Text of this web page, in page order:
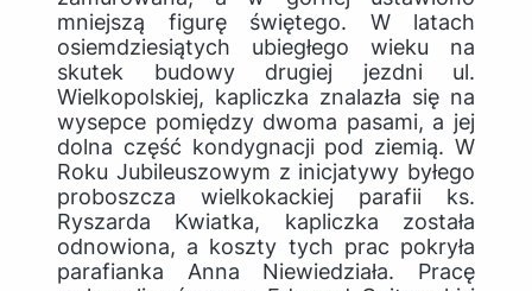
mniejszą figurę świętego. W latach
osiemdziesiątych ubiegłego wieku na
skutek budowy drugiej jezdni ul.
Wielkopolskiej, kapliczka znalazła się na
wysepce pomiędzy dwoma pasami, a jej
dolna część kondygnacji pod ziemią. W
Roku Jubileuszowym z inicjatywy byłego
proboszcza wielkokackiej parafii ks.
Ryszarda Kwiatka, kapliczka została
odnowiona, a koszty tych prac pokryła
parafianka Anna Niewiedziała. Pracę